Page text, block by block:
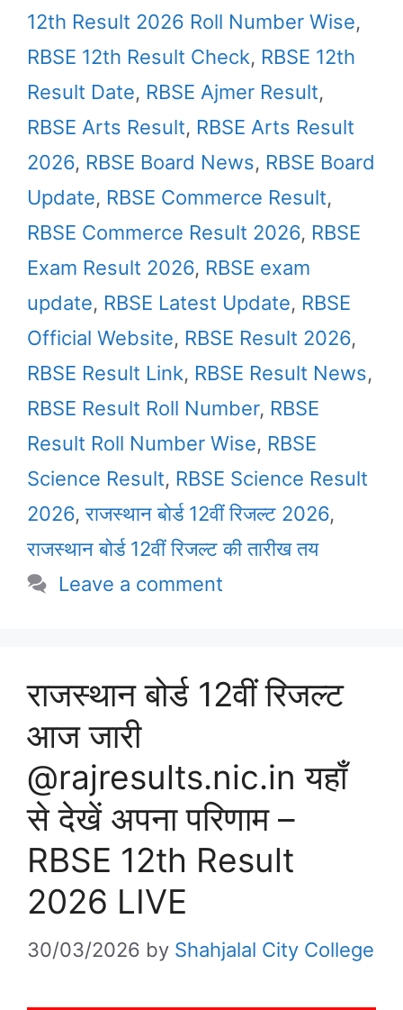
12th Result 2026 Roll Number Wise,
RBSE 12th Result Check, RBSE 12th
Result Date, RBSE Ajmer Result,
RBSE Arts Result, RBSE Arts Result
2026, RBSE Board News, RBSE Board
Update, RBSE Commerce Result,
RBSE Commerce Result 2026, RBSE
Exam Result 2026, RBSE exam
update, RBSE Latest Update, RBSE
Official Website, RBSE Result 2026,
RBSE Result Link, RBSE Result News,
RBSE Result Roll Number, RBSE
Result Roll Number Wise, RBSE
Science Result, RBSE Science Result
2026,राजस्थान बोर्ड 12वीं रिजल्ट 2026,
राजस्थान बोर्ड 12वीं रिजल्ट की तारीख तय
Leave a comment
राजस्थान बोर्ड 12वीं रिजल्ट
आज जारी
@rajresults.nic.in यहाँ
से देखें अपना परिणाम –
RBSE 12th Result
2026 LIVE
30/03/2026 by Shahjalal City College